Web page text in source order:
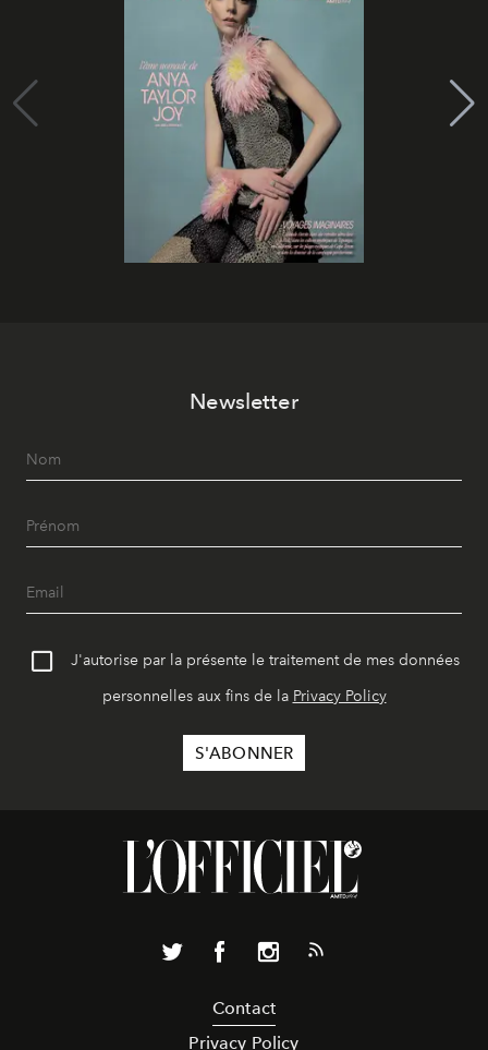
Newsletter
J'autorise par la présente le traitement de mes données
personnelles aux fins de la Privacy Policy
Contact
Privacy Policy